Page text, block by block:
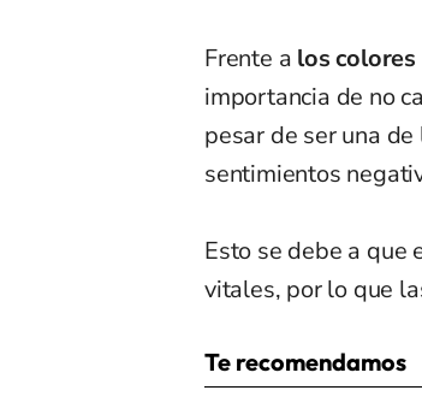
Frente a los
importancia de no
pesar de ser una
sentimientos
Esto se debe a que
vitales, por lo que
Te recomendamos